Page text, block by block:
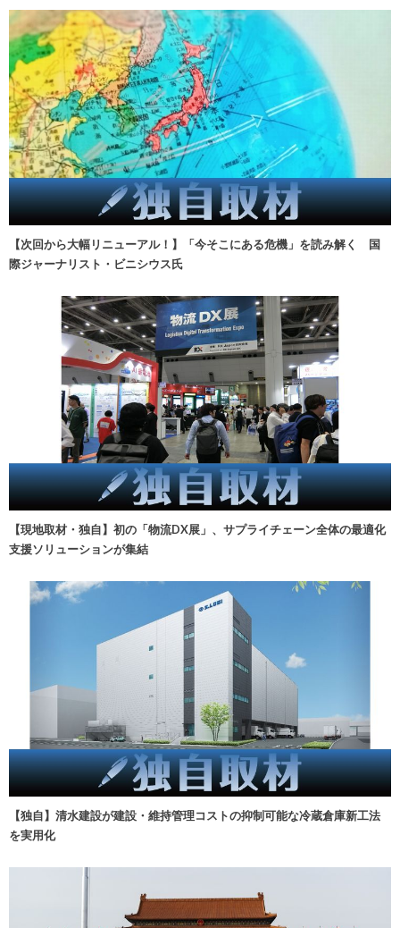
【次回から大幅リニューアル！】「今そこにある危機」を読み解く 国
際ジャーナリスト・ビニシウス氏
【現地取材・独自】初の「物流DX展」、サプライチェーン全体の最適化
支援ソリューションが集結
【独自】清水建設が建設・維持管理コストの抑制可能な冷蔵倉庫新工法
を実用化